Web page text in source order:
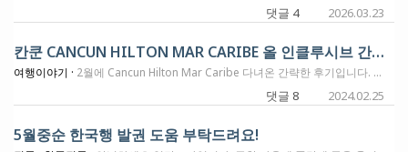
댓글 4 2026.03.23
칸쿤 CANCUN HILTON MAR CARIBE 올 인클루시브 간략 후기
여행이야기 · 2월에 Cancun Hilton Mar Caribe 다녀온 간략한 후기입니다. 1. 항공편: 델타 마일리지로 JFK-CUN 왕복 항공편 이용했습니다. 델타 골드 카드 소지하면 15% 할인과 함께 첫번째 체크인 가방 수수료가 면제되는데 9명(본인+동반자 8명)까지 됩니다. 체크인 담당 직원이 잘 모르면 매니저한테 물어보라고 조용히 알려주세요. 2. 칸쿤공항-호텔 이동: USA TRANSFERS 이용했는데, 전반적으로 큰 무리없이 편리하게 이용했습니다. 추천해주신 방돔님 감사합니다. 3. 호텔은 10만포인트 기본방(2 queen bed, 4인, ocean view)으로 예약했는데 beach front로 배정 받았습니다. 아래 그림에서 보시면 C/D/E/F/G가 ocean view, A,H,B가 beach front 입니다. 모든 객실에는 발코니가 있는데 썬베드가 있는 Large Balcony, 썬베드가 없는 Juliet Balcony로 나뉩니다. 4. 식당은 부페(Vela, 아침/점심/저녁), 일반식당(MAXAL, FLAMA, NORIKU, LALUCE, 저녁, 예약필수), 룸서비스(24시간) 등이 있습니다. 일반식당 예약은 체크인후 받는 링크를 통해 예약하거나 직접 방문해서 예약하면 됩니다. 5. 많이들 우려하시는 해초는 아침마다 한 번씩 치우는데 거의 없었습니다. 바다에 파도는 방파제가 없어서 그런제 좀 쎈 편입니다. 그래서 그런지 바다물에 들어가는 사람은 많지 않고 대신 실내 수영장에 사람이 많았습니다. 6. 돌아올때 칸쿤 공항은 그야말로 관광객으로 넘쳐나더군요. 칸쿤 공항 물가는 뉴욕 물가보다 훨씬 비싸고, 라운지도 작은거 두 개 밖에 없어서 이용이 쉽지 않더군요. 캐리비안 첫 여행이었는데 아름다운 바다가 인상에 남는 여행이었습니다. 다음에 그리스 산토리니 가보고 싶어지네요.
댓글 8 2024.02.25
5월중순 한국행 발권 도움 부탁드려요!